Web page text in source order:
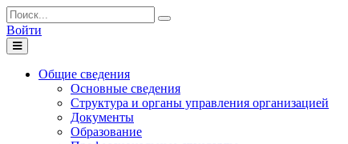
Войти
Toggle
navigation
Общие сведения
Основные сведения
Структура и органы управления организацией
Документы
Образование